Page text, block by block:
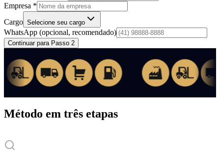
Empresa *
Cargo Selecione seu cargo
WhatsApp (opcional, recomendado)
Continuar para Passo 2
Método em três etapas